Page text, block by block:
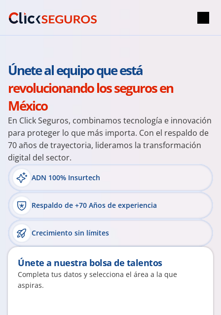
revolucionando los seguros en
México
En Click Seguros, combinamos tecnología e innovación
para proteger lo que más importa. Con el respaldo de
70 años de trayectoria, lideramos la transformación
digital del sector.
ADN 100% Insurtech
Respaldo de +70 Años de experiencia
Crecimiento sin límites
Únete a nuestra bolsa de talentos
Completa tus datos y selecciona el área a la que
aspiras.